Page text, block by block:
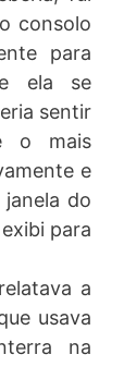
consolo
para
ela se
sentir
o mais
e
do
para
a
usava
na